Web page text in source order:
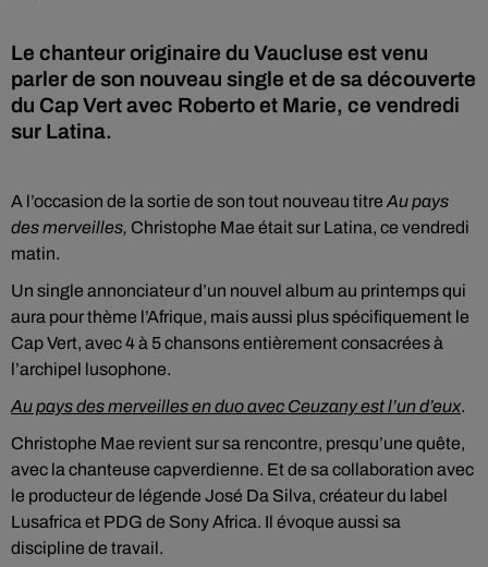
Le chanteur originaire du Vaucluse est venu
parler de son nouveau single et de sa découverte
du Cap Vert avec Roberto et Marie, ce vendredi
sur Latina.
A l’occasion de la sortie de son tout nouveau titre Au pays
des merveilles, Christophe Mae était sur Latina, ce vendredi
matin.
Un single annonciateur d’un nouvel album au printemps qui
aura pour thème l’Afrique, mais aussi plus spécifiquement le
Cap Vert, avec 4 à 5 chansons entièrement consacrées à
l’archipel lusophone.
Au pays des merveilles en duo avec Ceuzany est l’un d’eux.
Christophe Mae revient sur sa rencontre, presqu’une quête,
avec la chanteuse capverdienne. Et de sa collaboration avec
le producteur de légende José Da Silva, créateur du label
Lusafrica et PDG de Sony Africa. Il évoque aussi sa
discipline de travail.